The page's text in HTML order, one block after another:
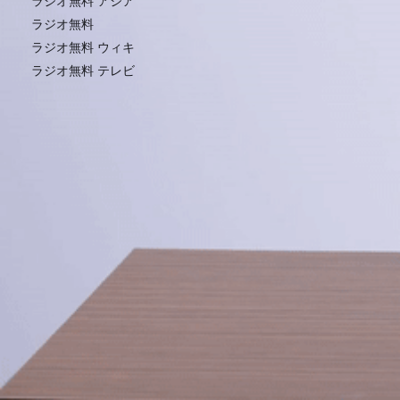
ラジオ無料
ラジオ無料 ウィキ
ラジオ無料 テレビ